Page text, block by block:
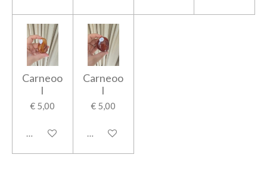
Carneoo
l
€ 5,00
In winkelwagen
Carneoo
l
€ 5,00
In winkelwagen